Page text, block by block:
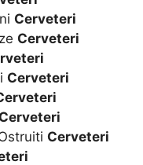
Cerveteri
Cerveteri
Cerveteri
Cerveteri
Cerveteri